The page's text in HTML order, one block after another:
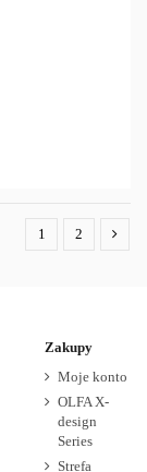
1 2
Zakupy
Moje konto
OLFA X-
design
Series
Strefa